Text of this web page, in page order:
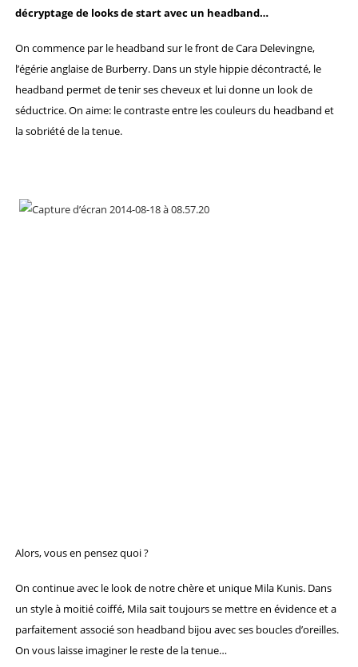
décryptage de looks de start avec un headband…
On commence par le headband sur le front de Cara Delevingne,
l’égérie anglaise de Burberry. Dans un style hippie décontracté, le
headband permet de tenir ses cheveux et lui donne un look de
séductrice. On aime: le contraste entre les couleurs du headband et
la sobriété de la tenue.
Alors, vous en pensez quoi ?
On continue avec le look de notre chère et unique Mila Kunis. Dans
un style à moitié coiffé, Mila sait toujours se mettre en évidence et a
parfaitement associé son headband bijou avec ses boucles d’oreilles.
On vous laisse imaginer le reste de la tenue…